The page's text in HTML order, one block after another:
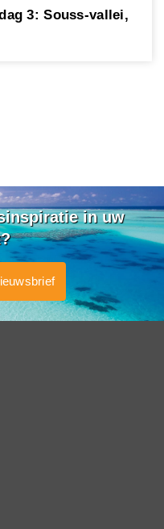
3: Souss-vallei,
in uw